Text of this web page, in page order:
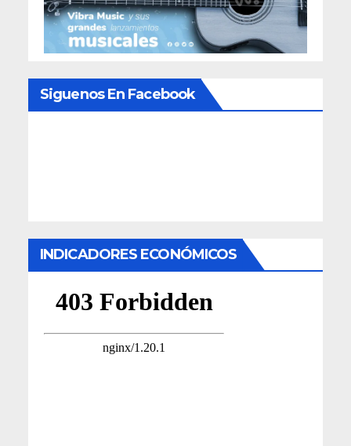
Siguenos En Facebook
INDICADORES ECONÓMICOS